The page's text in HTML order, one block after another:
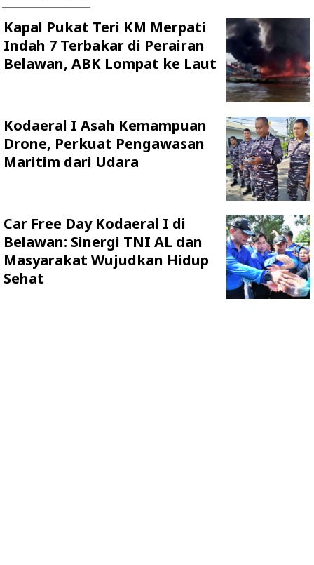
Kapal Pukat Teri KM Merpati
Indah 7 Terbakar di Perairan
Belawan, ABK Lompat ke Laut
Kodaeral I Asah Kemampuan
Drone, Perkuat Pengawasan
Maritim dari Udara
Car Free Day Kodaeral I di
Belawan: Sinergi TNI AL dan
Masyarakat Wujudkan Hidup
Sehat